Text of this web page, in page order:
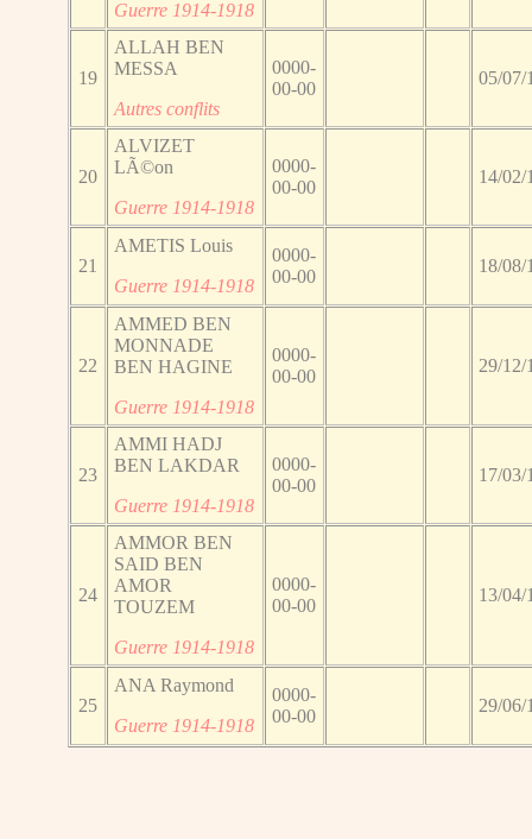
Guerre 1914-1918
19
ALLAH BEN
MESSA
Autres conflits
0000-
00-00
05/07/
20
ALVIZET
LÃ©on
Guerre 1914-1918
0000-
00-00
14/02/
21
AMETIS Louis
Guerre 1914-1918
0000-
00-00
18/08/
22
AMMED BEN
MONNADE
BEN HAGINE
Guerre 1914-1918
0000-
00-00
29/12/
23
AMMI HADJ
BEN LAKDAR
Guerre 1914-1918
0000-
00-00
17/03/
24
AMMOR BEN
SAID BEN
AMOR
TOUZEM
Guerre 1914-1918
0000-
00-00
13/04/
25
ANA Raymond
Guerre 1914-1918
0000-
00-00
29/06/